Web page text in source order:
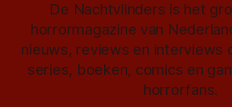
De Nachtvlinders is het
horrormagazine van
nieuws, reviews en interviews
series, boeken, comics en
horrorfans.